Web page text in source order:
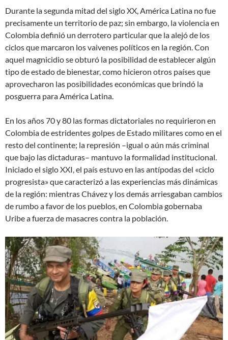
Durante la segunda mitad del siglo XX, América Latina no fue
precisamente un territorio de paz; sin embargo, la violencia en
Colombia definió un derrotero particular que la alejó de los
ciclos que marcaron los vaivenes políticos en la región. Con
aquel magnicidio se obturó la posibilidad de establecer algún
tipo de estado de bienestar, como hicieron otros países que
aprovecharon las posibilidades económicas que brindó la
posguerra para América Latina.
En los años 70 y 80 las formas dictatoriales no requirieron en
Colombia de estridentes golpes de Estado militares como en el
resto del continente; la represión –igual o aún más criminal
que bajo las dictaduras– mantuvo la formalidad institucional.
Iniciado el siglo XXI, el país estuvo en las antípodas del «ciclo
progresista» que caracterizó a las experiencias más dinámicas
de la región: mientras Chávez y los demás arriesgaban cambios
de rumbo a favor de los pueblos, en Colombia gobernaba
Uribe a fuerza de masacres contra la población.